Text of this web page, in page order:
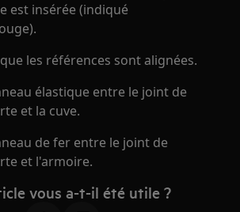
est insérée (indiqué
les références sont alignées.
élastique entre le joint de
et la cuve.
de fer entre le joint de
et l'armoire.
vous a-t-il été utile ?